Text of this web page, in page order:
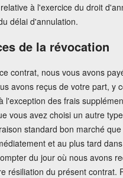
à l'exercice du droit
délai d'annulation.
de la révocation
contrat, nous vous avons
avons reçus de votre part, y
l'exception des frais
vous avez choisi un autre
standard bon marché
et au plus tard
du jour où nous avons
résiliation du présent contrat.